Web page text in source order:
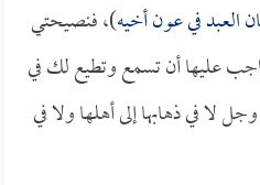
العبد في عون أخيه)، فنصيحتي
عليها أن تسمع وتطيع لك في
لا في ذهابها إلى أهلها ولا في